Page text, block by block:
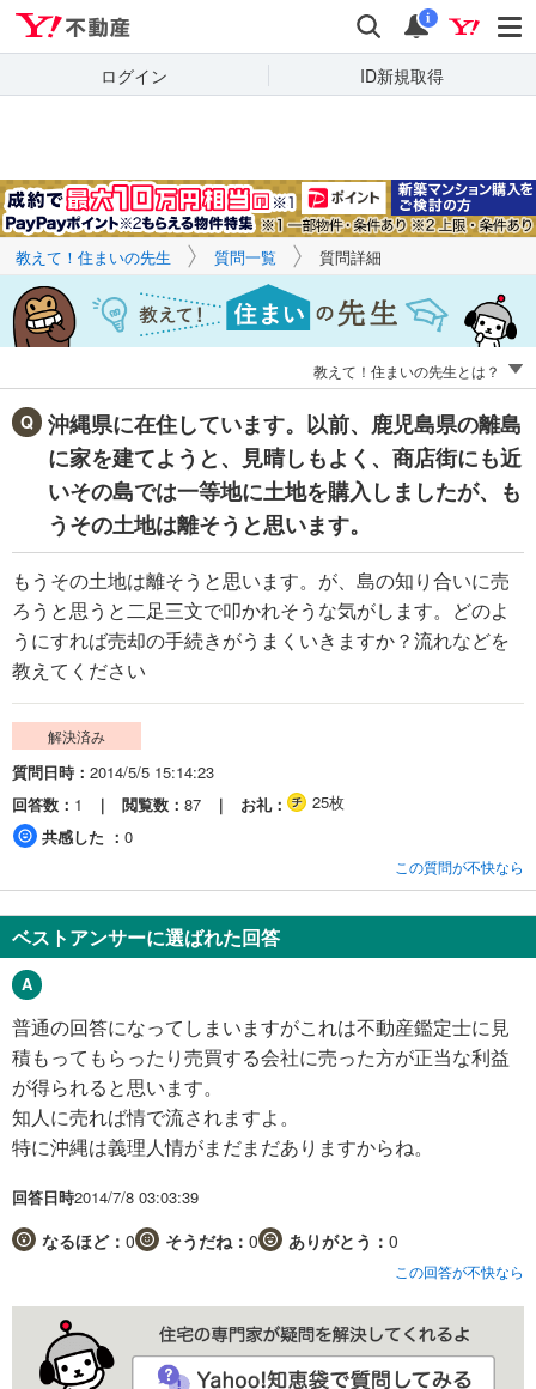
検索 通知
i
ログイン ID新規取得
キーワードで
質問を探す
教えて！住まいの先生 質問一覧 質問詳細
教えて！住まいの先生とは？
沖縄県に在住しています。以前、鹿児島県の離島
に家を建てようと、見晴しもよく、商店街にも近
いその島では一等地に土地を購入しましたが、も
うその土地は離そうと思います。
もうその土地は離そうと思います。が、島の知り合いに売
ろうと思うと二足三文で叩かれそうな気がします。どのよ
うにすれば売却の手続きがうまくいきますか？流れなどを
教えてください
解決済み
質問日時
2014/5/5 15:14:23
回答数
1 閲覧数 87 お礼
25枚
共感した
0
この質問が不快なら
ベストアンサーに選ばれた回答
普通の回答になってしまいますがこれは不動産鑑定士に見
積もってもらったり売買する会社に売った方が正当な利益
が得られると思います。
知人に売れば情で流されますよ。
特に沖縄は義理人情がまだまだありますからね。
回答日時2014/7/8 03:03:39
なるほど： 0 そうだね： 0 ありがとう： 0
この回答が不快なら